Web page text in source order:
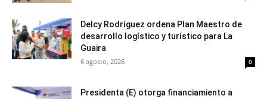
Delcy Rodríguez ordena Plan Maestro de
desarrollo logístico y turístico para La
Guaira
6 agosto, 2026 0
Presidenta (E) otorga financiamiento a